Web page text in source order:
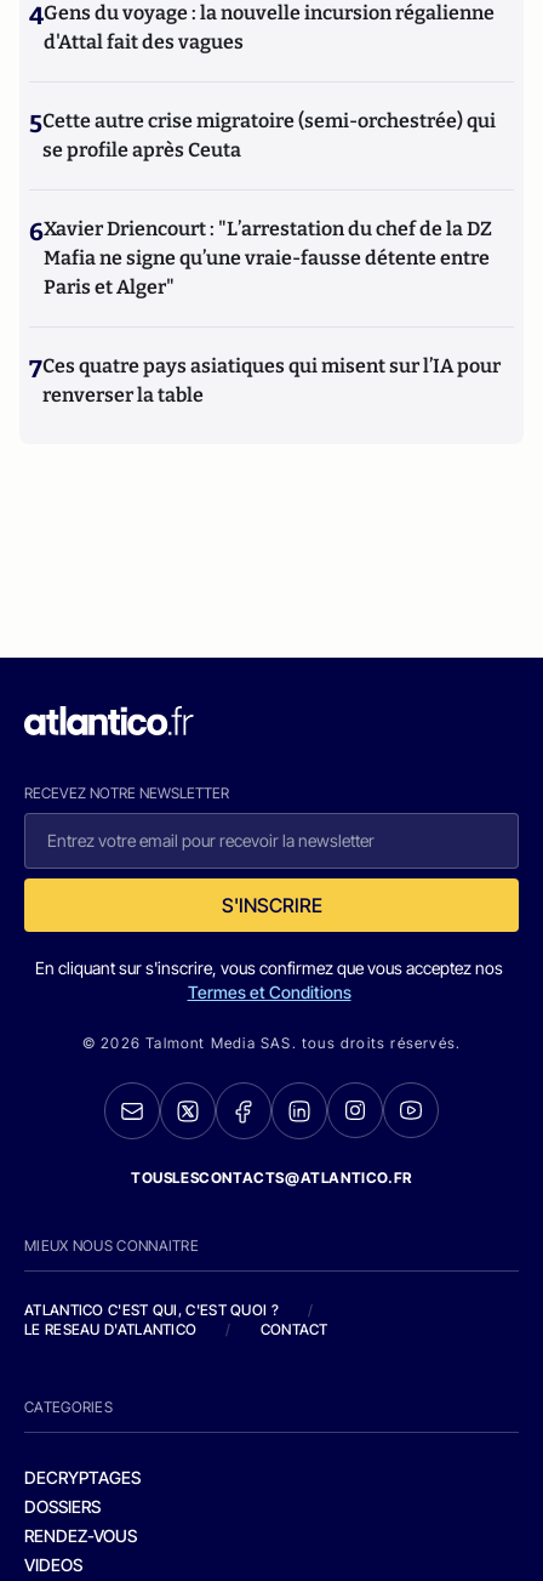
4Gens du voyage : la nouvelle incursion régalienne
d'Attal fait des vagues
5Cette autre crise migratoire (semi-orchestrée) qui
se profile après Ceuta
6Xavier Driencourt : "L’arrestation du chef de la DZ
Mafia ne signe qu’une vraie-fausse détente entre
Paris et Alger"
7Ces quatre pays asiatiques qui misent sur l’IA pour
renverser la table
RECEVEZ NOTRE NEWSLETTER
S'INSCRIRE
En cliquant sur s'inscrire, vous confirmez que vous acceptez nos
Termes et Conditions
© 2026 Talmont Media SAS. tous droits réservés.
TOUSLESCONTACTS@ATLANTICO.FR
MIEUX NOUS CONNAITRE
ATLANTICO C'EST QUI, C'EST QUOI ?
/
LE RESEAU D'ATLANTICO
/ CONTACT
CATEGORIES
DECRYPTAGES
DOSSIERS
RENDEZ-VOUS
VIDEOS